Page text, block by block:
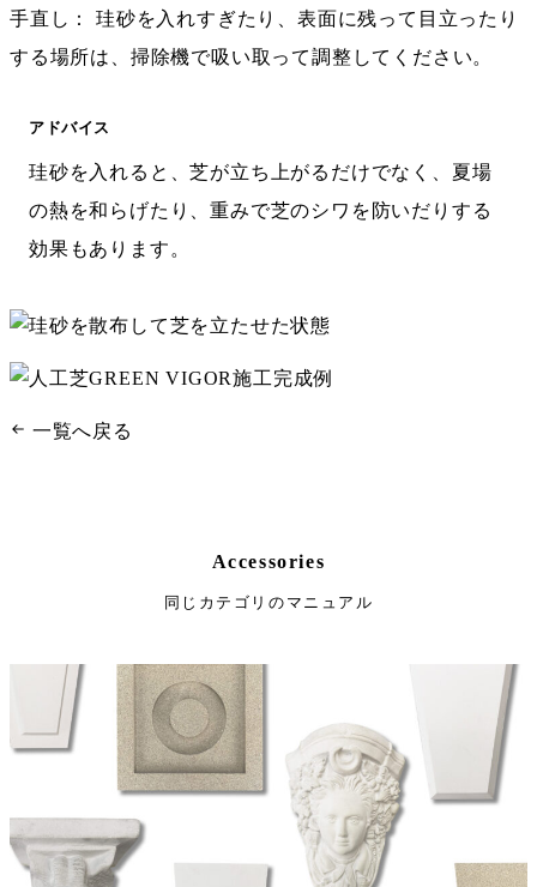
手直し： 珪砂を入れすぎたり、表面に残って目立ったり
する場所は、掃除機で吸い取って調整してください。
アドバイス
珪砂を入れると、芝が立ち上がるだけでなく、夏場
の熱を和らげたり、重みで芝のシワを防いだりする
効果もあります。
一覧へ戻る
Accessories
同じカテゴリのマニュアル